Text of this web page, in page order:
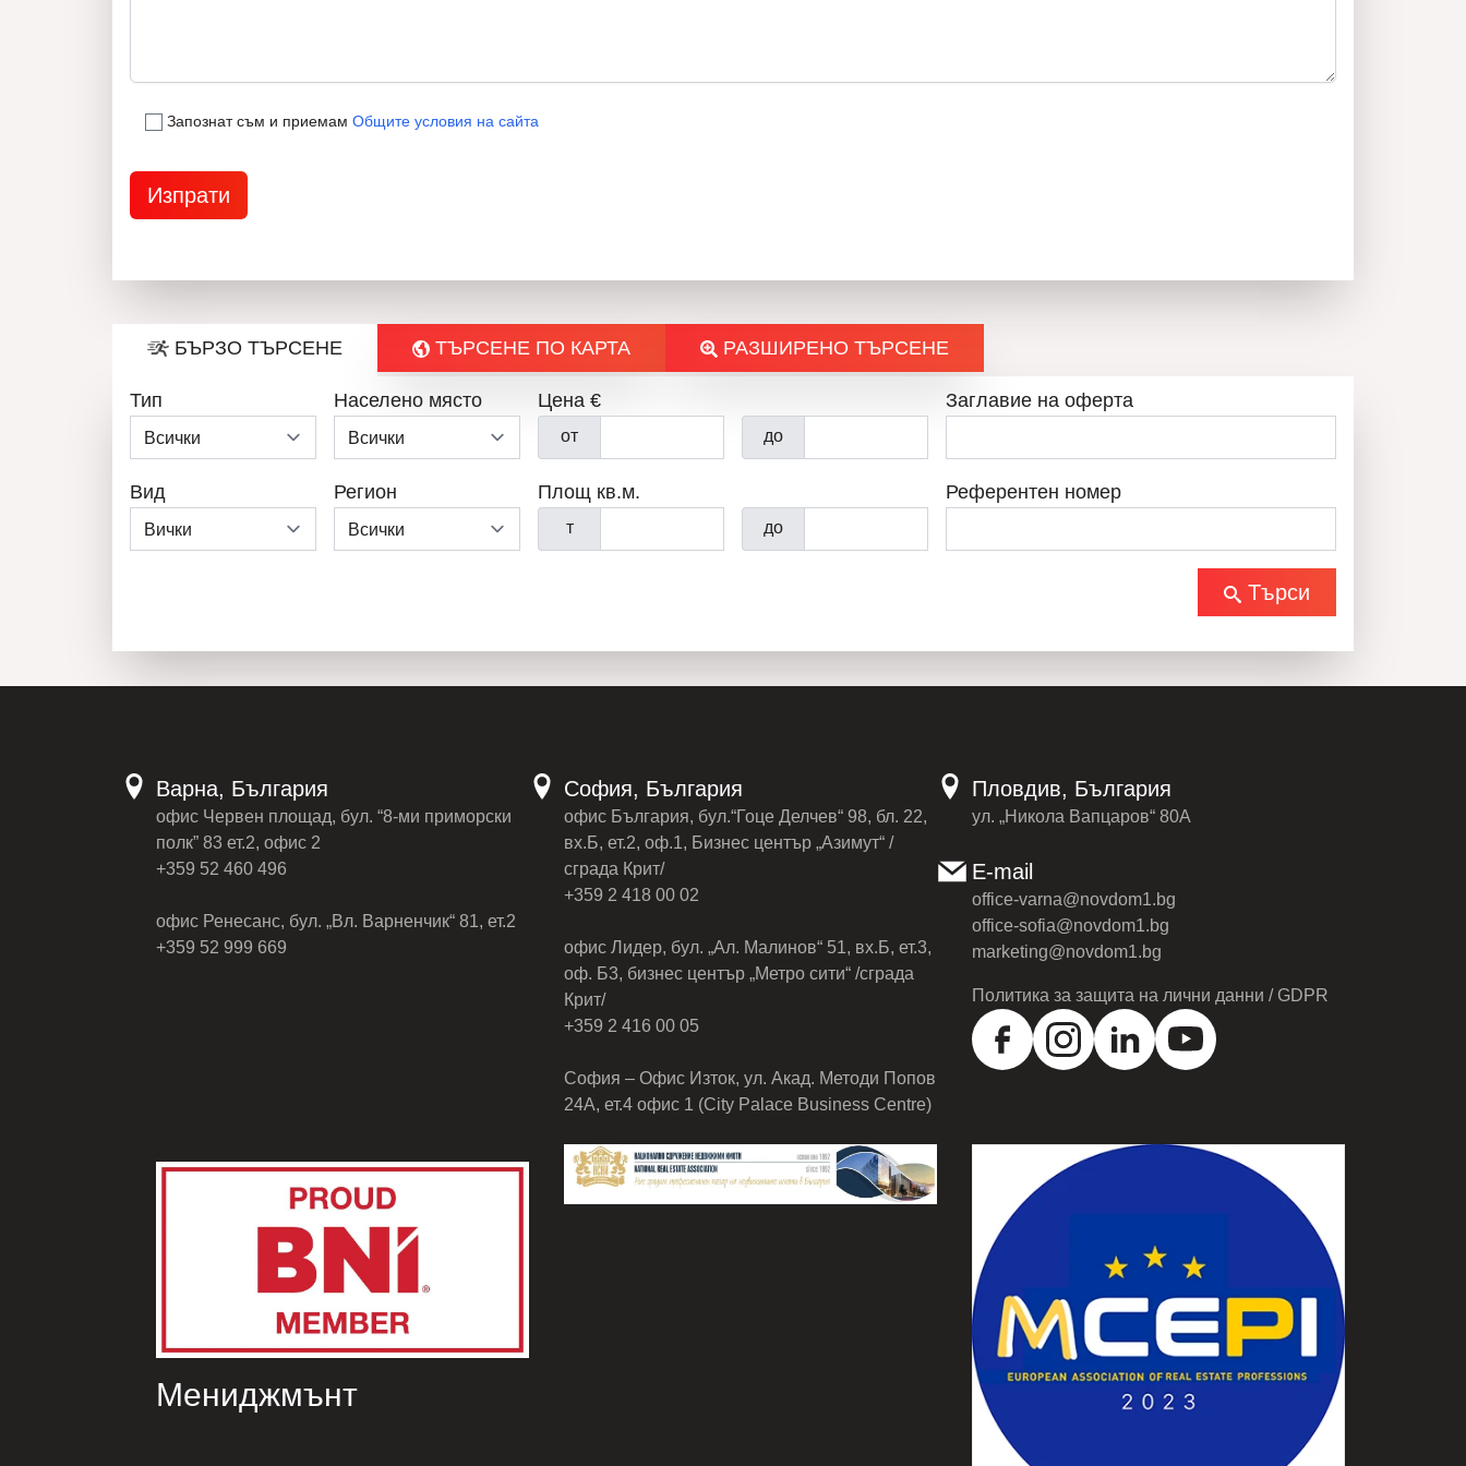
ВСИЧКИ ОБЯВИ
Запознат съм и приемам Общите условия на сайта
БЪРЗО ТЪРСЕНЕ ТЪРСЕНЕ ПО КАРТА РАЗШИРЕНО ТЪРСЕНЕ
Тип Населено място
Вид Регион
Цена €
от до
Площ кв.м.
т до
Заглавие на оферта
Референтен номер
Търси
Варна, България
офис Червен площад, бул. “8-ми приморски
полк” 83 ет.2, офис 2
+359 52 460 496
офис Ренесанс, бул. „Вл. Варненчик“ 81, ет.2
+359 52 999 669
София, България
офис България, бул.“Гоце Делчев“ 98, бл. 22,
вх.Б, ет.2, оф.1, Бизнес център „Азимут“ /
сграда Крит/
+359 2 418 00 02
офис Лидер, бул. „Ал. Малинов“ 51, вх.Б, ет.3,
оф. Б3, бизнес център „Метро сити“ /сграда
Крит/
+359 2 416 00 05
София – Офис Изток, ул. Акад. Методи Попов
24А, ет.4 офис 1 (City Palace Business Centre)
Пловдив, България
ул. „Никола Вапцаров“ 80А
E-mail
office-varna@novdom1.bg
office-sofia@novdom1.bg
marketing@novdom1.bg
Политика за защита на лични данни / GDPR
Мениджмънт